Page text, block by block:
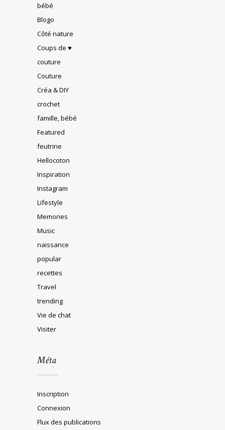
bébé
Blogo
Côté nature
Coups de ♥
couture
Couture
Créa & DIY
crochet
famille, bébé
Featured
feutrine
Hellocoton
Inspiration
Instagram
Lifestyle
Memories
Music
naissance
popular
recettes
Travel
trending
Vie de chat
Visiter
Méta
Inscription
Connexion
Flux des publications